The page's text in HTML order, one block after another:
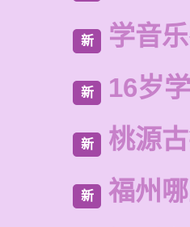
新 学音
新 16岁
新 桃源古
新 福州